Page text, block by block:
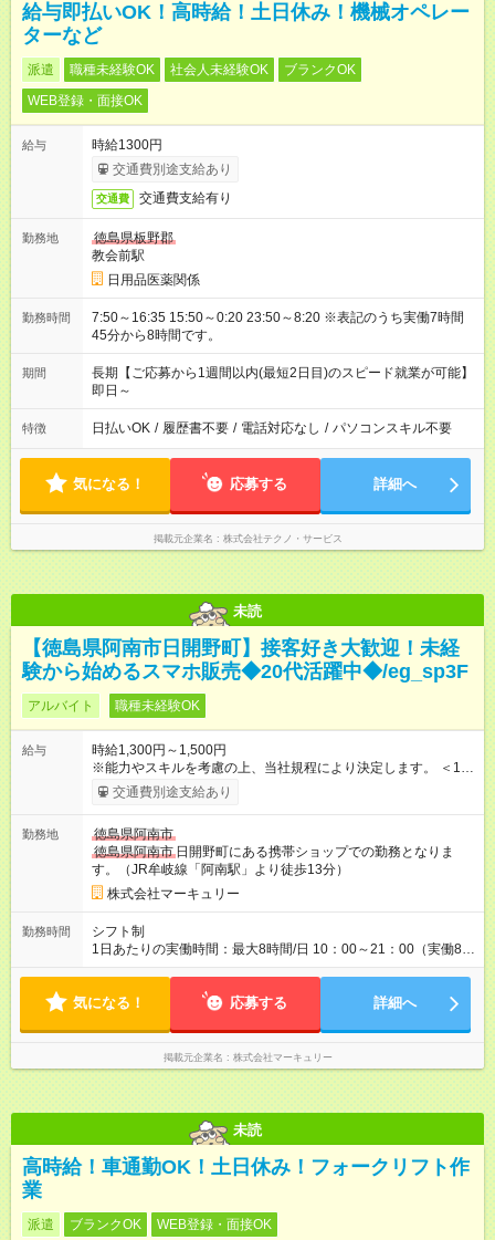
給与即払いOK！高時給！土日休み！機械オペレー
ターなど
派遣 職種未経験OK 社会人未経験OK
ブランクOK
WEB登録・面接OK
給与
時給1300円
交通費別途支給あり
交通費 交通費支給有り
勤務地
徳島県板野郡
教会前駅
日用品医薬関係
勤務時間
7:50～16:35 15:50～0:20 23:50～8:20 ※表記のうち実働7時間
45分から8時間です。
期間
長期【ご応募から1週間以内(最短2日目)のスピード就業が可能】
即日～
特徴 日払いOK / 履歴書不要 / 電話対応なし / パソコンスキル不要
気になる！ 応募する 詳細へ
掲載元企業名 株式会社テクノ・サービス
未読
【徳島県阿南市日開野町】接客好き大歓迎！未経
験から始めるスマホ販売◆20代活躍中◆/eg_sp3F
アルバイト 職種未経験OK
給与
時給1,300円～1,500円
※能力やスキルを考慮の上、当社規程により決定します。 ＜1人
ひとりの成長・頑張りを評価＞ 毎年半期ごとに評価制度を実施
し、ビジネスマナーやコンプライアンスなどの項目ごとに目標
アップも叶えています。 1人ひとりの成長や頑張りに対してもし
っかり還元をしていく制度が確立しています！ 【試用期間】試
用期間なし
交通費別途支給あり
勤務地
徳島県阿南市
徳島県阿南市 日開野町にある携帯ショップでの勤務となりま
す。（JR牟岐線「阿南駅」より徒歩13分）
株式会社マーキュリー
勤務時間
シフト制
1日あたりの実働時間：最大8時間/日 10：00～21：00（実働8時
間／休憩1時間） ＜シフト例＞ 10：00～19：00 12：00～21：
の両立も叶います！
気になる！ 応募する 詳細へ
掲載元企業名 株式会社マーキュリー
未読
高時給！車通勤OK！土日休み！フォークリフト作
業
派遣 ブランクOK WEB登録・面接OK